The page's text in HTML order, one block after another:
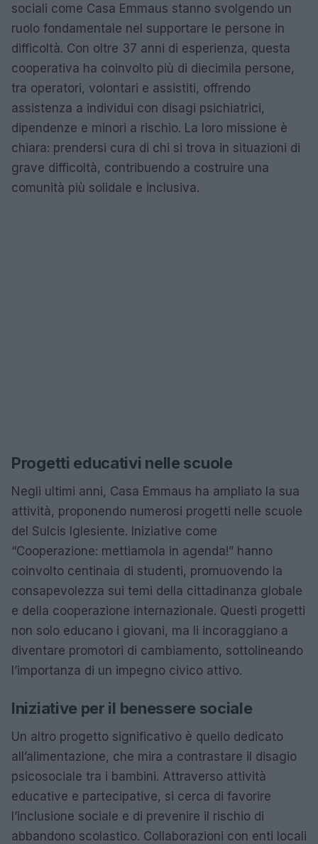
sociali come Casa Emmaus stanno svolgendo un
ruolo fondamentale nel supportare le persone in
difficoltà. Con oltre 37 anni di esperienza, questa
cooperativa ha coinvolto più di diecimila persone,
tra operatori, volontari e assistiti, offrendo
assistenza a individui con disagi psichiatrici,
dipendenze e minori a rischio. La loro missione è
chiara: prendersi cura di chi si trova in situazioni di
grave difficoltà, contribuendo a costruire una
comunità più solidale e inclusiva.
Progetti educativi nelle scuole
Negli ultimi anni, Casa Emmaus ha ampliato la sua
attività, proponendo numerosi progetti nelle scuole
del Sulcis Iglesiente. Iniziative come
“Cooperazione: mettiamola in agenda!” hanno
coinvolto centinaia di studenti, promuovendo la
consapevolezza sui temi della cittadinanza globale
e della cooperazione internazionale. Questi progetti
non solo educano i giovani, ma li incoraggiano a
diventare promotori di cambiamento, sottolineando
l’importanza di un impegno civico attivo.
Iniziative per il benessere sociale
Un altro progetto significativo è quello dedicato
all’alimentazione, che mira a contrastare il disagio
psicosociale tra i bambini. Attraverso attività
educative e partecipative, si cerca di favorire
l’inclusione sociale e di prevenire il rischio di
abbandono scolastico. Collaborazioni con enti locali